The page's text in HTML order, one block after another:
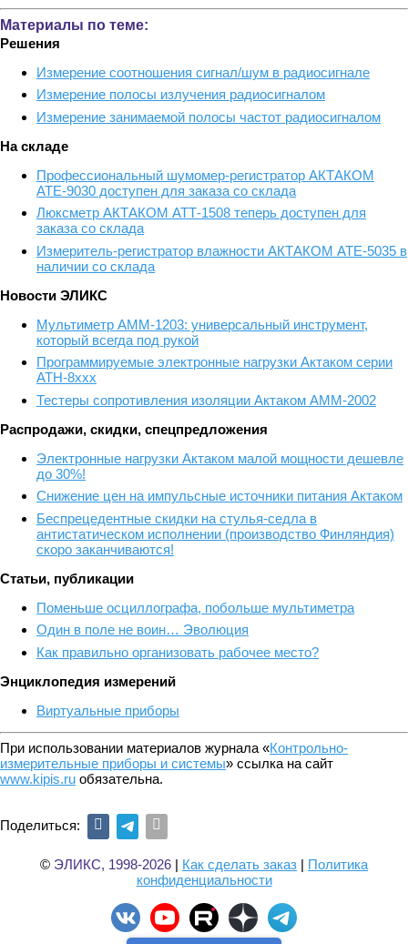
Материалы по теме:
Решения
Измерение соотношения сигнал/шум в радиосигнале
Измерение полосы излучения радиосигналом
Измерение занимаемой полосы частот радиосигналом
На складе
Профессиональный шумомер-регистратор АКТАКОМ
АТЕ-9030 доступен для заказа со склада
Люксметр АКТАКОМ АТТ-1508 теперь доступен для
заказа со склада
Измеритель-регистратор влажности АКТАКОМ АТЕ-5035 в
наличии со склада
Новости ЭЛИКС
Мультиметр АММ-1203: универсальный инструмент,
который всегда под рукой
Программируемые электронные нагрузки Актаком серии
АТН-8ххх
Тестеры сопротивления изоляции Актаком АММ-2002
Распродажи, скидки, спецпредложения
Электронные нагрузки Актаком малой мощности дешевле
до 30%!
Снижение цен на импульсные источники питания Актаком
Беспрецедентные скидки на стулья-седла в
антистатическом исполнении (производство Финляндия)
скоро заканчиваются!
Статьи, публикации
Поменьше осциллографа, побольше мультиметра
Один в поле не воин… Эволюция
Как правильно организовать рабочее место?
Энциклопедия измерений
Виртуальные приборы
При использовании материалов журнала «Контрольно-
измерительные приборы и системы» ссылка на сайт
www.kipis.ru обязательна.
Поделиться:
© ЭЛИКС, 1998-2026 | Как сделать заказ | Политика
конфиденциальности